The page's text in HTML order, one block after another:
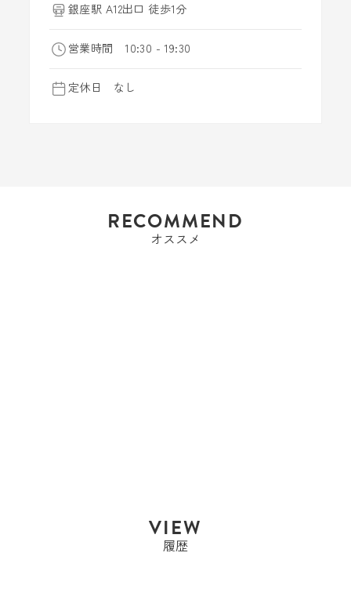
銀座駅 A12出口 徒歩1分
営業時間 10:30 - 19:30
定休日 なし
RECOMMEND
オススメ
VIEW
履歴